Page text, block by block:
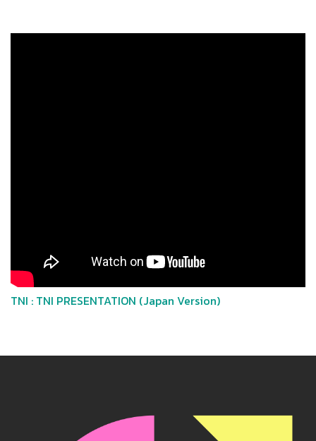
TNI : TNI PRESENTATION (Japan Version)